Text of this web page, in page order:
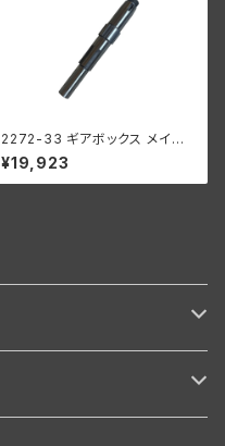
2272-33 ギアボックス メイン
シャフト 1933-1940年
¥19,923